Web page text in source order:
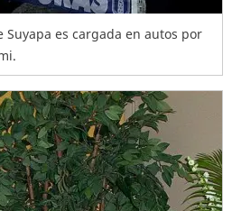
Suyapa es cargada en autos por